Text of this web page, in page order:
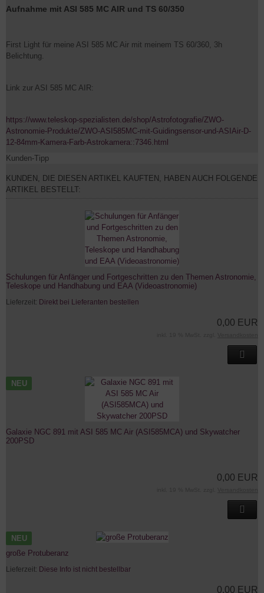
Aufnahme mit ASI 585 MC AIR und TS 60/350
First Light für meine ASI 585 MC Air mit meinem TS 60/360, 3h
Belichtung.
Link zur ASI 585 MC AIR:
https://www.teleskop-spezialisten.de/shop/Astrofotografie/ZWO-
Astronomie-Produkte/ZWO-ASI585MC-mit-Guidingsensor-und-ASIAir-D-
12-84mm-Kamera-Farb-Astrokamera::7346.html
Kunden-Tipp
KUNDEN, DIE DIESEN ARTIKEL KAUFTEN, HABEN AUCH FOLGENDE
ARTIKEL BESTELLT:
Schulungen für Anfänger und Fortgeschritten zu den Themen Astronomie,
Teleskope und Handhabung und EAA (Videoastronomie)
Lieferzeit: Direkt bei Lieferanten bestellen
0,00 EUR
NEU
Galaxie NGC 891 mit ASI 585 MC Air (ASI585MCA) und Skywatcher
200PSD
0,00 EUR
NEU
große Protuberanz
Lieferzeit: Diese Info ist nicht bestellbar
0,00 EUR